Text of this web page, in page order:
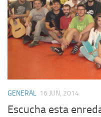
GENERAL 16 JUN, 2014
Escucha esta